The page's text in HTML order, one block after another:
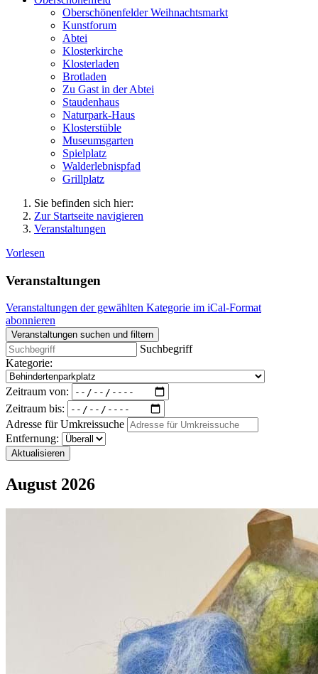
Oberschönenfelder Weihnachtsmarkt
Kunstforum
Abtei
Klosterkirche
Klosterladen
Brotladen
Zu Gast in der Abtei
Staudenhaus
Naturpark-Haus
Klosterstüble
Museumsgarten
Spielplatz
Walderlebnispfad
Grillplatz
Sie befinden sich hier:
Zur Startseite navigieren
Veranstaltungen
Vorlesen
Veranstaltungen
Veranstaltungen der gewählten Kategorie im iCal-Format
abonnieren
Veranstaltungen suchen und filtern
Suchbegriff
Kategorie:
Zeitraum von:
Zeitraum bis:
Adresse für Umkreissuche
Entfernung:
Aktualisieren
August 2026